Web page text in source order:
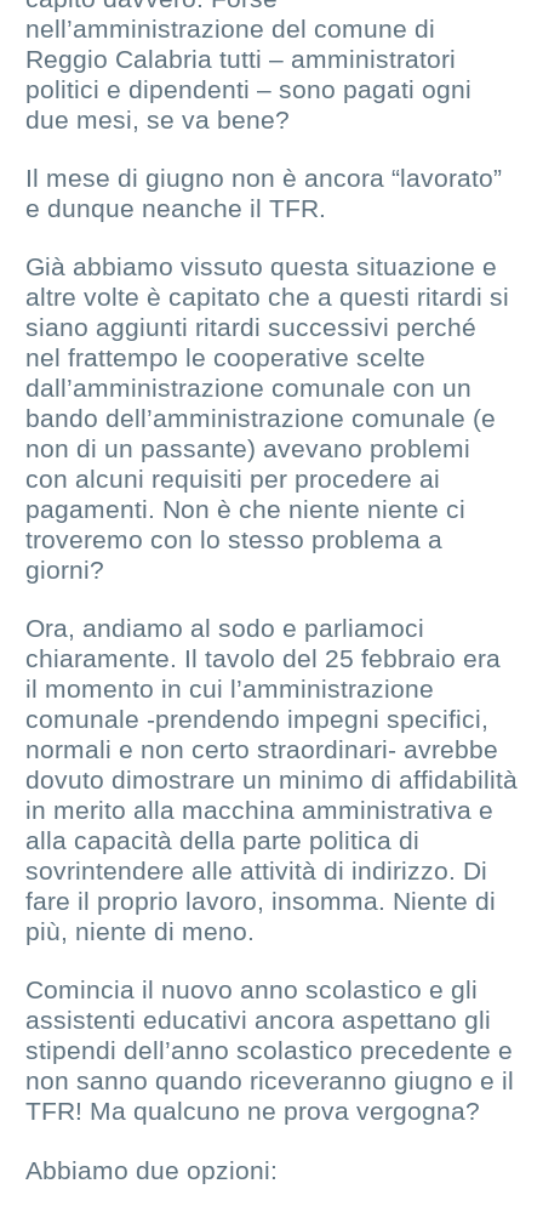
nell’amministrazione del comune di
Reggio Calabria tutti – amministratori
politici e dipendenti – sono pagati ogni
due mesi, se va bene?
Il mese di giugno non è ancora “lavorato”
e dunque neanche il TFR.
Già abbiamo vissuto questa situazione e
altre volte è capitato che a questi ritardi si
siano aggiunti ritardi successivi perché
nel frattempo le cooperative scelte
dall’amministrazione comunale con un
bando dell’amministrazione comunale (e
non di un passante) avevano problemi
con alcuni requisiti per procedere ai
pagamenti. Non è che niente niente ci
troveremo con lo stesso problema a
giorni?
Ora, andiamo al sodo e parliamoci
chiaramente. Il tavolo del 25 febbraio era
il momento in cui l’amministrazione
comunale -prendendo impegni specifici,
normali e non certo straordinari- avrebbe
dovuto dimostrare un minimo di affidabilità
in merito alla macchina amministrativa e
alla capacità della parte politica di
sovrintendere alle attività di indirizzo. Di
fare il proprio lavoro, insomma. Niente di
più, niente di meno.
Comincia il nuovo anno scolastico e gli
assistenti educativi ancora aspettano gli
stipendi dell’anno scolastico precedente e
non sanno quando riceveranno giugno e il
TFR! Ma qualcuno ne prova vergogna?
Abbiamo due opzioni: